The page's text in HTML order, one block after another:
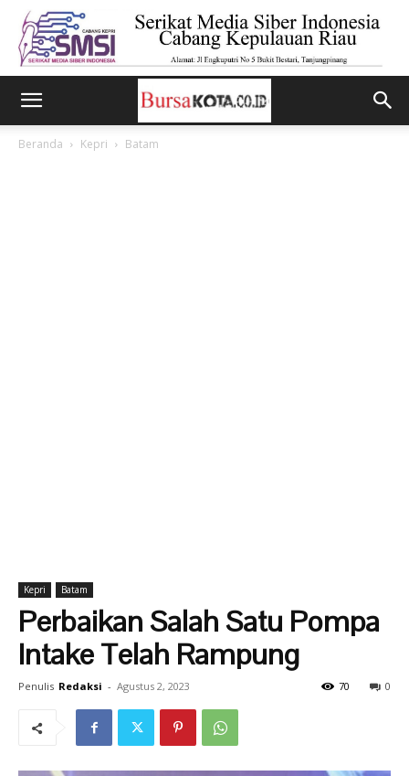
Beranda Kepri Batam
Kepri Batam
Perbaikan Salah Satu Pompa
Intake Telah Rampung
Penulis Redaksi - Agustus 2, 2023 0
70